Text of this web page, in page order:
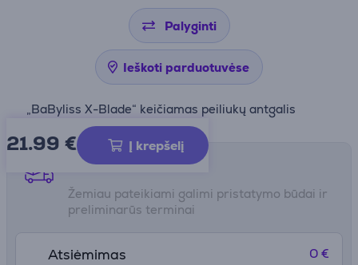
Palyginti
Ieškoti parduotuvėse
„BaByliss X-Blade“ keičiamas peiliukų antgalis
21.99 € Į krepšelį
Pristatymo būdai
Žemiau pateikiami galimi pristatymo būdai ir
preliminarūs terminai
Atsiėmimas
0 €